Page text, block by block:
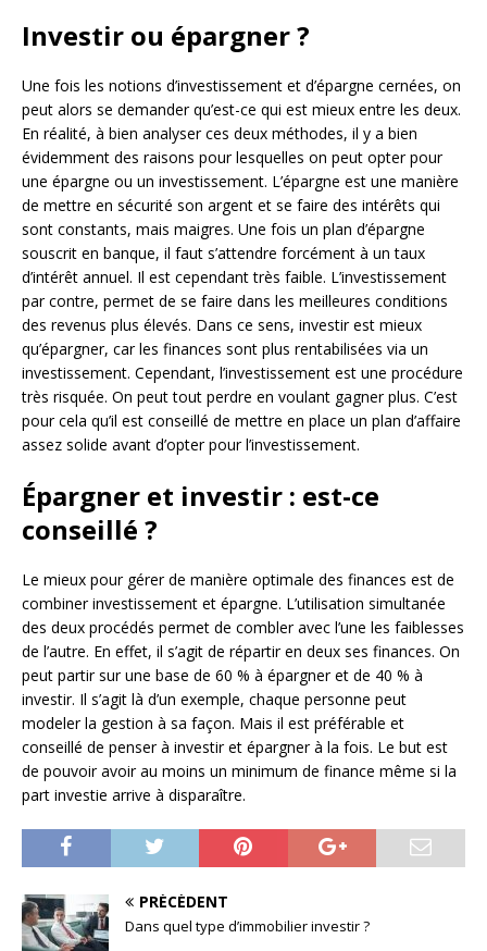
Investir ou épargner ?
Une fois les notions d’investissement et d’épargne cernées, on
peut alors se demander qu’est-ce qui est mieux entre les deux.
En réalité, à bien analyser ces deux méthodes, il y a bien
évidemment des raisons pour lesquelles on peut opter pour
une épargne ou un investissement. L’épargne est une manière
de mettre en sécurité son argent et se faire des intérêts qui
sont constants, mais maigres. Une fois un plan d’épargne
souscrit en banque, il faut s’attendre forcément à un taux
d’intérêt annuel. Il est cependant très faible. L’investissement
par contre, permet de se faire dans les meilleures conditions
des revenus plus élevés. Dans ce sens, investir est mieux
qu’épargner, car les finances sont plus rentabilisées via un
investissement. Cependant, l’investissement est une procédure
très risquée. On peut tout perdre en voulant gagner plus. C’est
pour cela qu’il est conseillé de mettre en place un plan d’affaire
assez solide avant d’opter pour l’investissement.
Épargner et investir : est-ce
conseillé ?
Le mieux pour gérer de manière optimale des finances est de
combiner investissement et épargne. L’utilisation simultanée
des deux procédés permet de combler avec l’une les faiblesses
de l’autre. En effet, il s’agit de répartir en deux ses finances. On
peut partir sur une base de 60 % à épargner et de 40 % à
investir. Il s’agit là d’un exemple, chaque personne peut
modeler la gestion à sa façon. Mais il est préférable et
conseillé de penser à investir et épargner à la fois. Le but est
de pouvoir avoir au moins un minimum de finance même si la
part investie arrive à disparaître.
PRÉCÉDENT
Dans quel type d’immobilier investir ?